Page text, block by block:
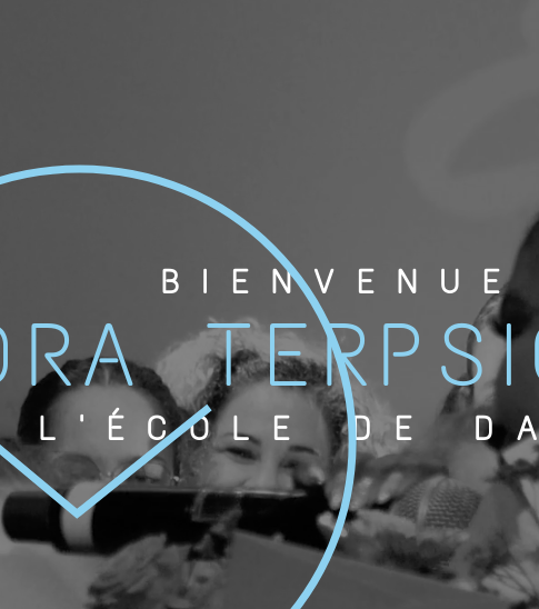
BIENVENUE
L'ÉCOLE DE